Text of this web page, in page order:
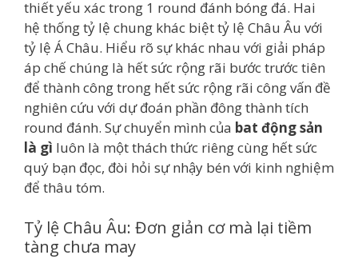
thiết yếu xác trong 1 round đánh bóng đá. Hai
hệ thống tỷ lệ chung khác biệt tỷ lệ Châu Âu với
tỷ lệ Á Châu. Hiểu rõ sự khác nhau với giải pháp
áp chế chúng là hết sức rộng rãi bước trước tiên
để thành công trong hết sức rộng rãi công vấn đề
nghiên cứu với dự đoán phần đông thành tích
round đánh. Sự chuyển mình của bat động sản
là gì luôn là một thách thức riêng cùng hết sức
quý bạn đọc, đòi hỏi sự nhậy bén với kinh nghiệm
để thâu tóm.
Tỷ lệ Châu Âu: Đơn giản cơ mà lại tiềm
tàng chưa may